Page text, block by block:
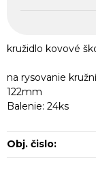
kružidlo kovové
na rysovanie
122mm
Balenie: 24ks
Obj. čislo: